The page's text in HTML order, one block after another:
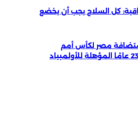
كل السلاح يجب أن يخضع
مصر لكأس أمم